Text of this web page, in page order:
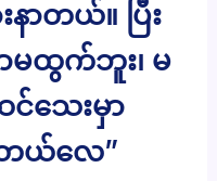
နာတယ်။ ပြီး
ာမထွက်ဘူး၊ မ
သေးမှာ
တယ်လေ”